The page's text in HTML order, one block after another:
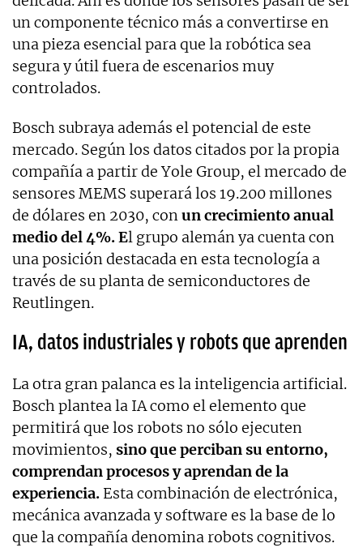
un componente técnico más a convertirse en
una pieza esencial para que la robótica sea
segura y útil fuera de escenarios muy
controlados.
Bosch subraya además el potencial de este
mercado. Según los datos citados por la propia
compañía a partir de Yole Group, el mercado de
sensores MEMS superará los 19.200 millones
de dólares en 2030, con un crecimiento anual
medio del 4%. El grupo alemán ya cuenta con
una posición destacada en esta tecnología a
través de su planta de semiconductores de
Reutlingen.
IA, datos industriales y robots que aprenden
La otra gran palanca es la inteligencia artificial.
Bosch plantea la IA como el elemento que
permitirá que los robots no sólo ejecuten
movimientos, sino que perciban su entorno,
comprendan procesos y aprendan de la
experiencia. Esta combinación de electrónica,
mecánica avanzada y software es la base de lo
que la compañía denomina robots cognitivos.